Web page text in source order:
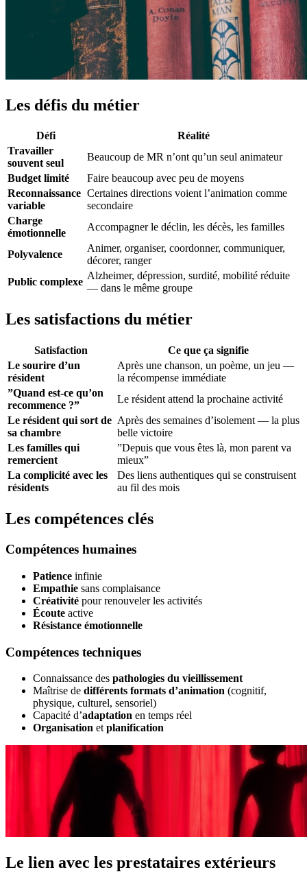
Les défis du métier
Défi
Réalité
Travailler
souvent seul
Beaucoup de MR n’ont qu’un seul animateur
Budget limité
Faire beaucoup avec peu de moyens
Reconnaissance
variable
Certaines directions voient l’animation comme
secondaire
Charge
émotionnelle
Accompagner le déclin, les décès, les familles
Polyvalence
Animer, organiser, coordonner, communiquer,
décorer, ranger
Public complexe
Alzheimer, dépression, surdité, mobilité réduite
— dans le même groupe
Les satisfactions du métier
Satisfaction
Ce que ça signifie
Le sourire d’un
résident
Après une chanson, un poème, un jeu —
la récompense immédiate
”Quand est-ce qu’on
recommence ?”
Le résident attend la prochaine activité
Le résident qui sort de
sa chambre
Après des semaines d’isolement — la plus
belle victoire
Les familles qui
remercient
”Depuis que vous êtes là, mon parent va
mieux”
La complicité avec les
résidents
Des liens authentiques qui se construisent
au fil des mois
Les compétences clés
Compétences humaines
Patience infinie
Empathie sans complaisance
Créativité pour renouveler les activités
Écoute active
Résistance émotionnelle
Compétences techniques
Connaissance des pathologies du vieillissement
Maîtrise de différents formats d’animation (cognitif,
physique, culturel, sensoriel)
Capacité d’adaptation en temps réel
Organisation et planification
Le lien avec les prestataires extérieurs